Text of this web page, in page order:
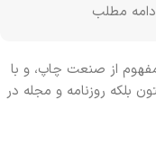
از صنعت چاپ، و با
بلکه روزنامه و مجله در